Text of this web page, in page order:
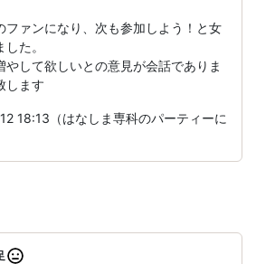
ファンになり、次も参加しよう！と女
た。
やして欲しいとの意見が会話でありま
します
18:13（はなしま専科のパーティーに